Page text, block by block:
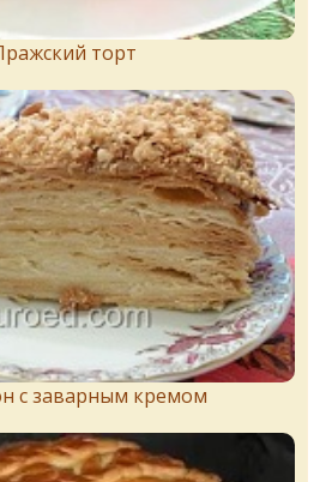
торт
с заварным кремом